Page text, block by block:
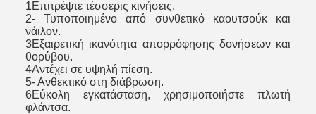
1Επιτρέψτε τέσσερις κινήσεις.
2- Τυποποιημένο από συνθετικό καουτσούκ και
νάιλον.
3Εξαιρετική ικανότητα απορρόφησης δονήσεων και
θορύβου.
4Αντέχει σε υψηλή πίεση.
5- Ανθεκτικό στη διάβρωση.
6Εύκολη εγκατάσταση, χρησιμοποιήστε πλωτή
φλάντσα.